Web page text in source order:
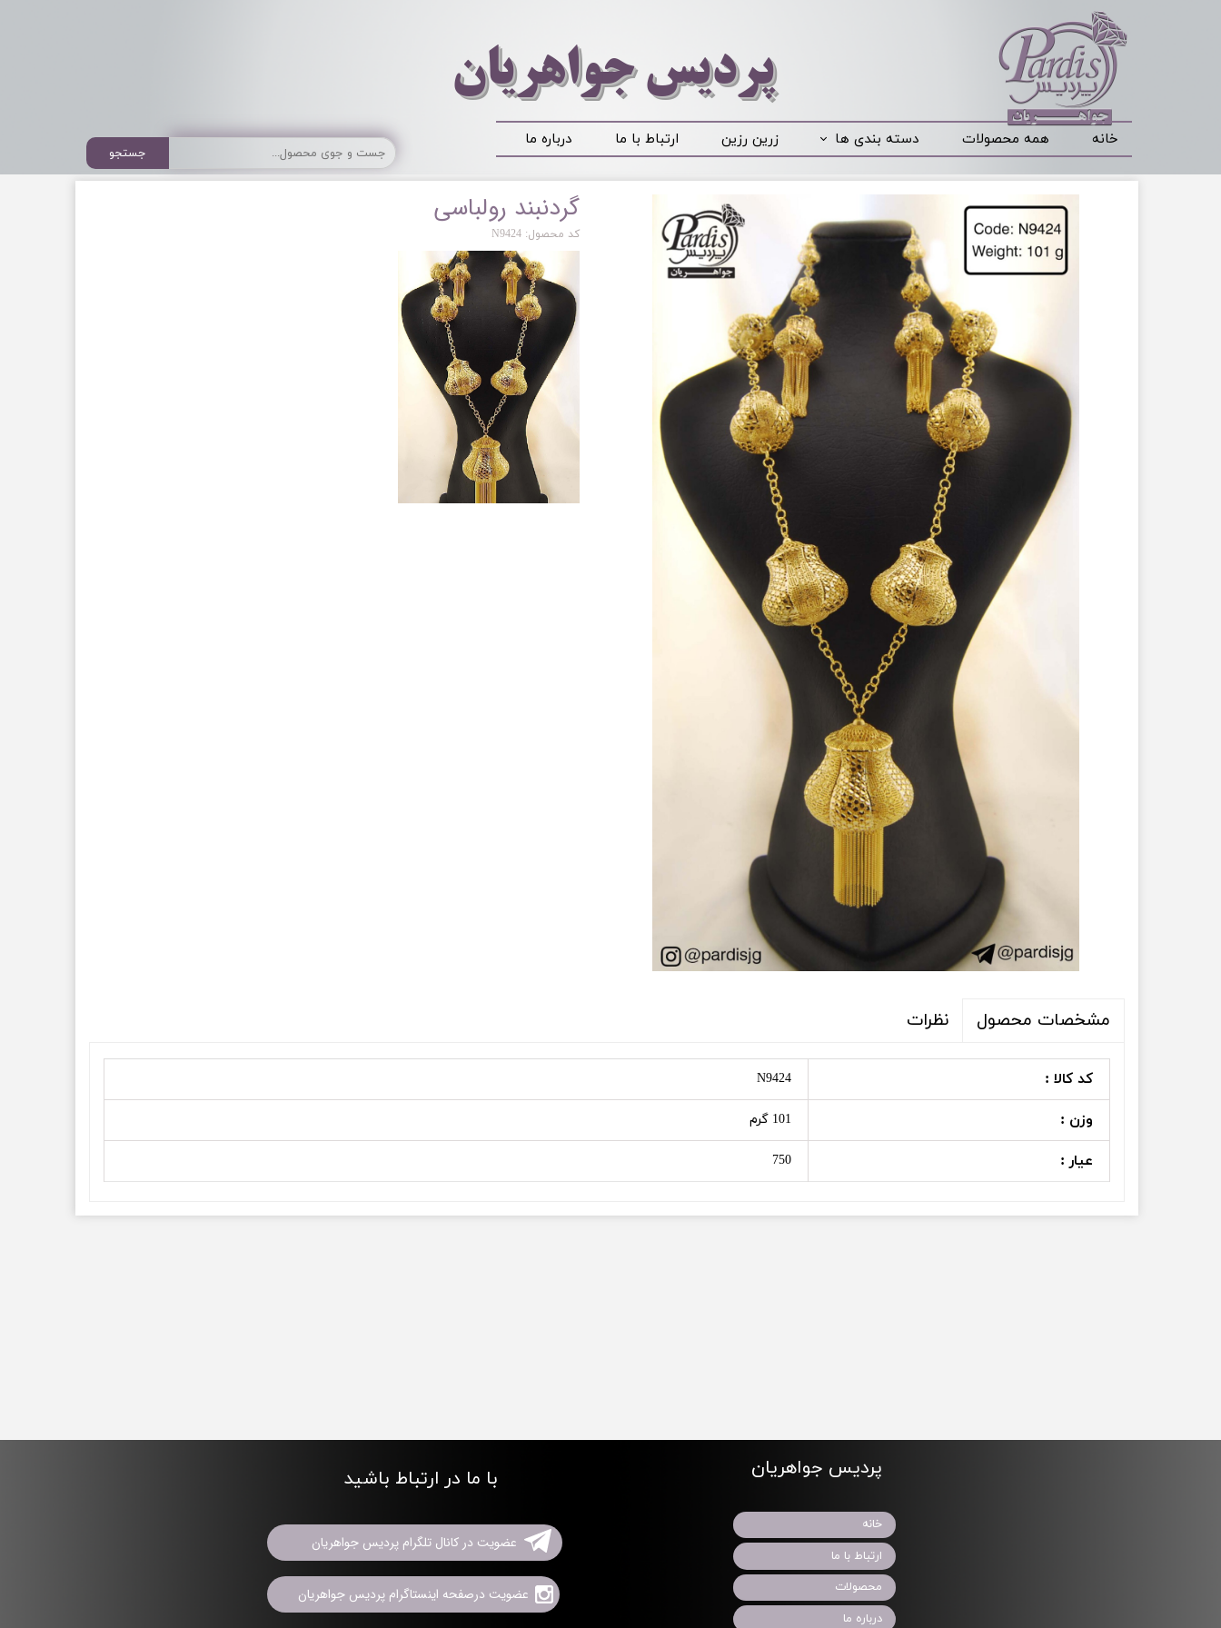
خانه همه محصولات دسته بندی ها زرین رزین ارتباط با ما درباره ما
​​​​پردیس جواهریان
جستجو
گردنبند رولباسی
کد محصول: N9424
مشخصات محصول نظرات
کد کالا : N9424
وزن : 101 گرم
عیار : 750
پردیس جواهریان
خانه
ارتباط با ما
محصولات
درباره ما
با ما در ارتباط باشید
عضویت در کانال تلگرام پردیس جواهریان
عضویت درصفحه اینستاگرام پردیس جواهریان